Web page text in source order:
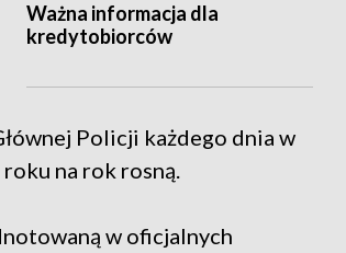
Ważna informacja dla
kredytobiorców
Policji każdego dnia w
na rok rosną.
w oficjalnych